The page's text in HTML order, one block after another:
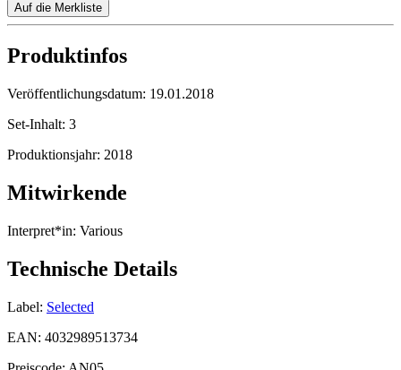
Auf die Merkliste
Produktinfos
Veröffentlichungsdatum: 19.01.2018
Set-Inhalt: 3
Produktionsjahr: 2018
Mitwirkende
Interpret*in: Various
Technische Details
Label: Selected
EAN: 4032989513734